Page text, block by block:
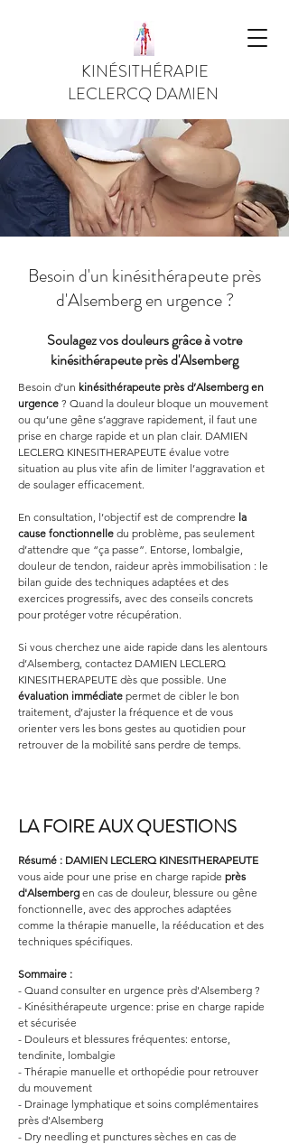
KINÉSITHÉRAPIE
LECLERCQ DAMIEN
Besoin d'un kinésithérapeute près
d'Alsemberg en urgence ?
Soulagez vos douleurs grâce à votre
kinésithérapeute près d'Alsemberg
Besoin d’un kinésithérapeute près d’Alsemberg en
urgence ? Quand la douleur bloque un mouvement
ou qu’une gêne s’aggrave rapidement, il faut une
prise en charge rapide et un plan clair. DAMIEN
LECLERQ KINESITHERAPEUTE évalue votre
situation au plus vite afin de limiter l’aggravation et
de soulager efficacement.
En consultation, l’objectif est de comprendre la
cause fonctionnelle du problème, pas seulement
d’attendre que “ça passe”. Entorse, lombalgie,
douleur de tendon, raideur après immobilisation : le
bilan guide des techniques adaptées et des
exercices progressifs, avec des conseils concrets
pour protéger votre récupération.
Si vous cherchez une aide rapide dans les alentours
d’Alsemberg, contactez DAMIEN LECLERQ
KINESITHERAPEUTE dès que possible. Une
évaluation immédiate permet de cibler le bon
traitement, d’ajuster la fréquence et de vous
orienter vers les bons gestes au quotidien pour
retrouver de la mobilité sans perdre de temps.
LA FOIRE AUX QUESTIONS
Résumé : DAMIEN LECLERQ KINESITHERAPEUTE
vous aide pour une prise en charge rapide près
d'Alsemberg en cas de douleur, blessure ou gêne
fonctionnelle, avec des approches adaptées
comme la thérapie manuelle, la rééducation et des
techniques spécifiques.
Sommaire :
- Quand consulter en urgence près d'Alsemberg ?
- Kinésithérapeute urgence: prise en charge rapide
et sécurisée
- Douleurs et blessures fréquentes: entorse,
tendinite, lombalgie
- Thérapie manuelle et orthopédie pour retrouver
du mouvement
- Drainage lymphatique et soins complémentaires
près d'Alsemberg
- Dry needling et punctures sèches en cas de